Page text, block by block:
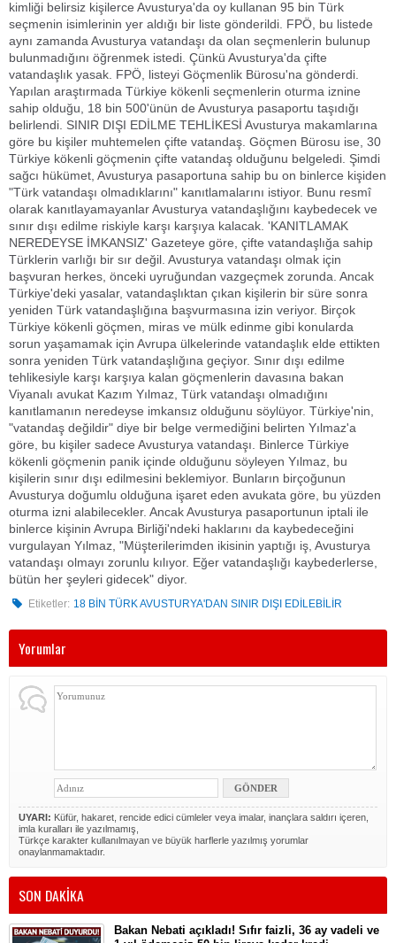
kimliği belirsiz kişilerce Avusturya'da oy kullanan 95 bin Türk
seçmenin isimlerinin yer aldığı bir liste gönderildi. FPÖ, bu listede
aynı zamanda Avusturya vatandaşı da olan seçmenlerin bulunup
bulunmadığını öğrenmek istedi. Çünkü Avusturya'da çifte
vatandaşlık yasak. FPÖ, listeyi Göçmenlik Bürosu'na gönderdi.
Yapılan araştırmada Türkiye kökenli seçmenlerin oturma iznine
sahip olduğu, 18 bin 500'ünün de Avusturya pasaportu taşıdığı
belirlendi. SINIR DIŞI EDİLME TEHLİKESİ Avusturya makamlarına
göre bu kişiler muhtemelen çifte vatandaş. Göçmen Bürosu ise, 30
Türkiye kökenli göçmenin çifte vatandaş olduğunu belgeledi. Şimdi
sağcı hükümet, Avusturya pasaportuna sahip bu on binlerce kişiden
"Türk vatandaşı olmadıklarını" kanıtlamalarını istiyor. Bunu resmî
olarak kanıtlayamayanlar Avusturya vatandaşlığını kaybedecek ve
sınır dışı edilme riskiyle karşı karşıya kalacak. 'KANITLAMAK
NEREDEYSE İMKANSIZ' Gazeteye göre, çifte vatandaşlığa sahip
Türklerin varlığı bir sır değil. Avusturya vatandaşı olmak için
başvuran herkes, önceki uyruğundan vazgeçmek zorunda. Ancak
Türkiye'deki yasalar, vatandaşlıktan çıkan kişilerin bir süre sonra
yeniden Türk vatandaşlığına başvurmasına izin veriyor. Birçok
Türkiye kökenli göçmen, miras ve mülk edinme gibi konularda
sorun yaşamamak için Avrupa ülkelerinde vatandaşlık elde ettikten
sonra yeniden Türk vatandaşlığına geçiyor. Sınır dışı edilme
tehlikesiyle karşı karşıya kalan göçmenlerin davasına bakan
Viyanalı avukat Kazım Yılmaz, Türk vatandaşı olmadığını
kanıtlamanın neredeyse imkansız olduğunu söylüyor. Türkiye'nin,
"vatandaş değildir" diye bir belge vermediğini belirten Yılmaz'a
göre, bu kişiler sadece Avusturya vatandaşı. Binlerce Türkiye
kökenli göçmenin panik içinde olduğunu söyleyen Yılmaz, bu
kişilerin sınır dışı edilmesini beklemiyor. Bunların birçoğunun
Avusturya doğumlu olduğuna işaret eden avukata göre, bu yüzden
oturma izni alabilecekler. Ancak Avusturya pasaportunun iptali ile
binlerce kişinin Avrupa Birliği'ndeki haklarını da kaybedeceğini
vurgulayan Yılmaz, "Müşterilerimden ikisinin yaptığı iş, Avusturya
vatandaşı olmayı zorunlu kılıyor. Eğer vatandaşlığı kaybederlerse,
bütün her şeyleri gidecek" diyor.
Etiketler: 18 BİN TÜRK AVUSTURYA'DAN SINIR DIŞI EDİLEBİLİR
Yorumlar
UYARI: Küfür, hakaret, rencide edici cümleler veya imalar, inançlara saldırı içeren,
imla kuralları ile yazılmamış,
Türkçe karakter kullanılmayan ve büyük harflerle yazılmış yorumlar
onaylanmamaktadır.
SON DAKİKA
Bakan Nebati açıkladı! Sıfır faizli, 36 ay vadeli ve